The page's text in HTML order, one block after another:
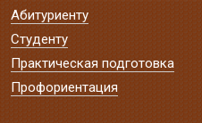
Абитуриенту
Студенту
Практическая подготовка
Профориентация